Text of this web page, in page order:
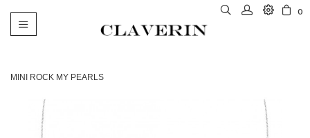
0
Basculer
MINI ROCK MY PEARLS